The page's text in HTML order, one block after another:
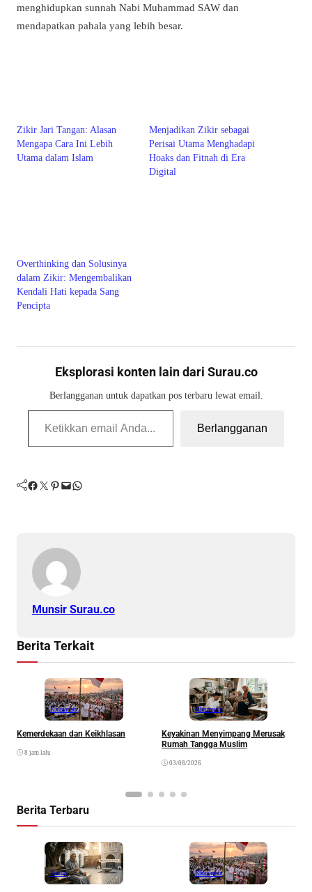
menghidupkan sunnah Nabi Muhammad SAW dan
mendapatkan pahala yang lebih besar.
Zikir Jari Tangan: Alasan
Mengapa Cara Ini Lebih
Utama dalam Islam
Menjadikan Zikir sebagai
Perisai Utama Menghadapi
Hoaks dan Fitnah di Era
Digital
Overthinking dan Solusinya
dalam Zikir: Mengembalikan
Kendali Hati kepada Sang
Pencipta
Eksplorasi konten lain dari Surau.co
Berlangganan untuk dapatkan pos terbaru lewat email.
Ketikkan email Anda...
Berlangganan
Facebook Twitter Pinterest Mail WhatsApp
Munsir Surau.co
Berita Terkait
Khazanah
Kemerdekaan dan Keikhlasan
8 jam lalu
Khazanah
Keyakinan Menyimpang Merusak
Rumah Tangga Muslim
03/08/2026
Berita Terbaru
Ibadah Khazanah